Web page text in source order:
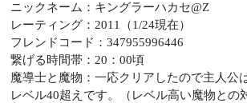
ニックネーム：キングラーハカセ@Z
レーティング：2011（1/24現在）
フレンドコード：347955996446
繋げる時間帯：20：00頃
魔導士と魔物：一応クリアしたので主人公
レベル40超えです。（レベル高い魔物との